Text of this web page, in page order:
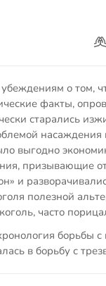
о том,
факты,
старались
выгодно
призывающие
и
полезной
часто
борьбы
в борьбу с